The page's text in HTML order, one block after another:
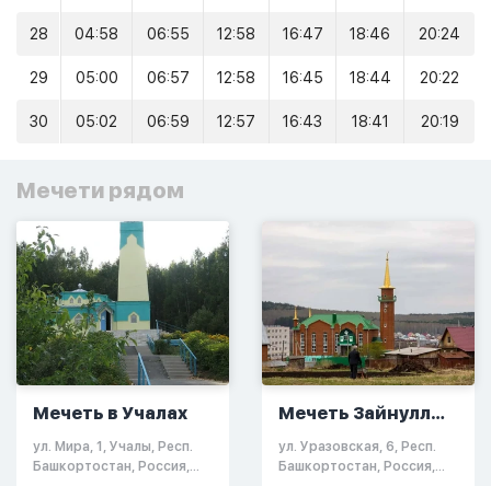
28 04:58 06:55 12:58 16:47 18:46 20:24
29 05:00 06:57 12:58 16:45 18:44 20:22
30 05:02 06:59 12:57 16:43 18:41 20:19
Мечети рядом
Мечеть в Учалах
ул. Мира, 1, Учалы, Респ.
Башкортостан, Россия,
Мечеть Зайнуллы
Ишана
ул. Уразовская, 6, Респ.
Башкортостан, Россия,